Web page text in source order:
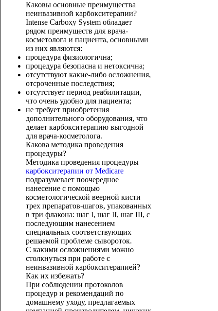
Каковы основные преимущества
неинвазивной карбокситерапии?
Intense Carboxy System обладает
рядом преимуществ для врача-
косметолога и пациента, основными
из них являются:
процедура физиологична;
процедура безопасна и нетоксична;
отсутствуют какие-либо осложнения,
отсроченные последствия;
отсутствует период реабилитации,
что очень удобно для пациента;
не требует приобретения
дополнительного оборудования, что
делает карбокситерапию выгодной
для врача-косметолога.
Какова методика проведения
процедуры?
Методика проведения процедуры
карбокситерапии от Medicare
подразумевает поочередное
нанесение с помощью
косметологической веерной кисти
трех препаратов-шагов, упакованных
в три флакона: шаг I, шаг II, шаг III, с
последующим нанесением
специальных соответствующих
решаемой проблеме сывороток.
С какими осложнениями можно
столкнуться при работе с
неинвазивной карбокситерапией?
Как их избежать?
При соблюдении протоколов
процедур и рекомендаций по
домашнему уходу, предлагаемых